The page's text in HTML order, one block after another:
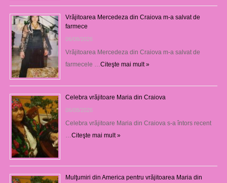
Vrăjitoarea Mercedeza din Craiova m-a salvat de
farmece
06/08/2026
Vrăjitoarea Mercedeza din Craiova m-a salvat de
farmecele …Citeşte mai mult »
Celebra vrăjitoare Maria din Craiova
06/08/2026
Celebra vrăjitoare Maria din Craiova s-a întors recent
…Citeşte mai mult »
Mulţumiri din America pentru vrăjitoarea Maria din